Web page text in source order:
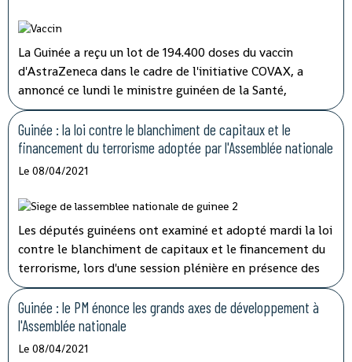
les opérations de lutte contre la corruption.
La Guinée a reçu un lot de 194.400 doses du vaccin
d'AstraZeneca dans le cadre de l'initiative COVAX, a
annoncé ce lundi le ministre guinéen de la Santé,
médécin général Rémy Lamah à la radio nationale.
Guinée : la loi contre le blanchiment de capitaux et le
financement du terrorisme adoptée par l'Assemblée nationale
Le 08/04/2021
Les députés guinéens ont examiné et adopté mardi la loi
contre le blanchiment de capitaux et le financement du
terrorisme, lors d'une session plénière en présence des
membres du gouvernement.
Guinée : le PM énonce les grands axes de développement à
l'Assemblée nationale
Le 08/04/2021